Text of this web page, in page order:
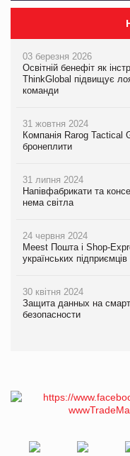
03 березня 2026
Освітній бенефіт як
ThinkGlobal підвищує
команди
31 жовтня 2024
Компанія Rarog Tactical
бронеплити
31 липня 2024
Напівфабрикати та
нема світла
24 червня 2024
Meest Пошта і Shop-
українських підприємців
30 квітня 2024
Защита данных на
безопасности